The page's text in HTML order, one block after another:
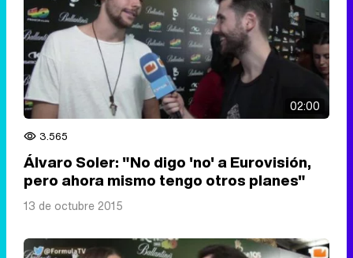
02:00
3.565
Álvaro Soler: "No digo 'no' a Eurovisión,
pero ahora mismo tengo otros planes"
13 de octubre 2015